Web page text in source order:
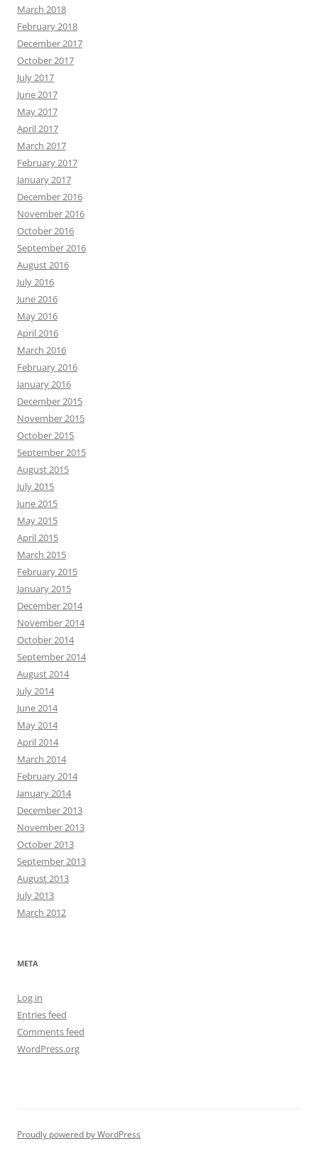
March 2018
February 2018
December 2017
October 2017
July 2017
June 2017
May 2017
April 2017
March 2017
February 2017
January 2017
December 2016
November 2016
October 2016
September 2016
August 2016
July 2016
June 2016
May 2016
April 2016
March 2016
February 2016
January 2016
December 2015
November 2015
October 2015
September 2015
August 2015
July 2015
June 2015
May 2015
April 2015
March 2015
February 2015
January 2015
December 2014
November 2014
October 2014
September 2014
August 2014
July 2014
June 2014
May 2014
April 2014
March 2014
February 2014
January 2014
December 2013
November 2013
October 2013
September 2013
August 2013
July 2013
March 2012
META
Log in
Entries feed
Comments feed
WordPress.org
Proudly powered by WordPress